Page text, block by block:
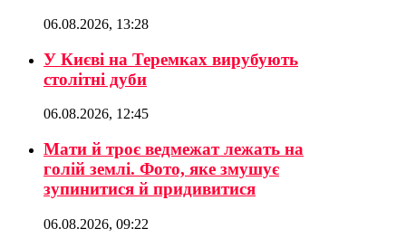
06.08.2026, 13:28
У Києві на Теремках вирубують
столітні дуби
06.08.2026, 12:45
Мати й троє ведмежат лежать на
голій землі. Фото, яке змушує
зупинитися й придивитися
06.08.2026, 09:22